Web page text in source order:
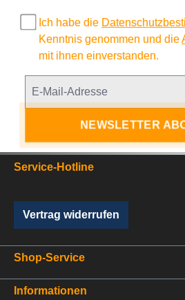
Ich habe die
Kenntnis genommen und die
mit ihnen einverstanden.
NEWSLETTER
Service-Hotline
Vertrag widerrufen
Shop-Service
Informationen